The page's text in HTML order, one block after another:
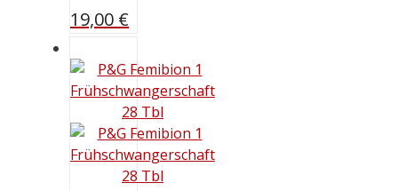
19,00 €